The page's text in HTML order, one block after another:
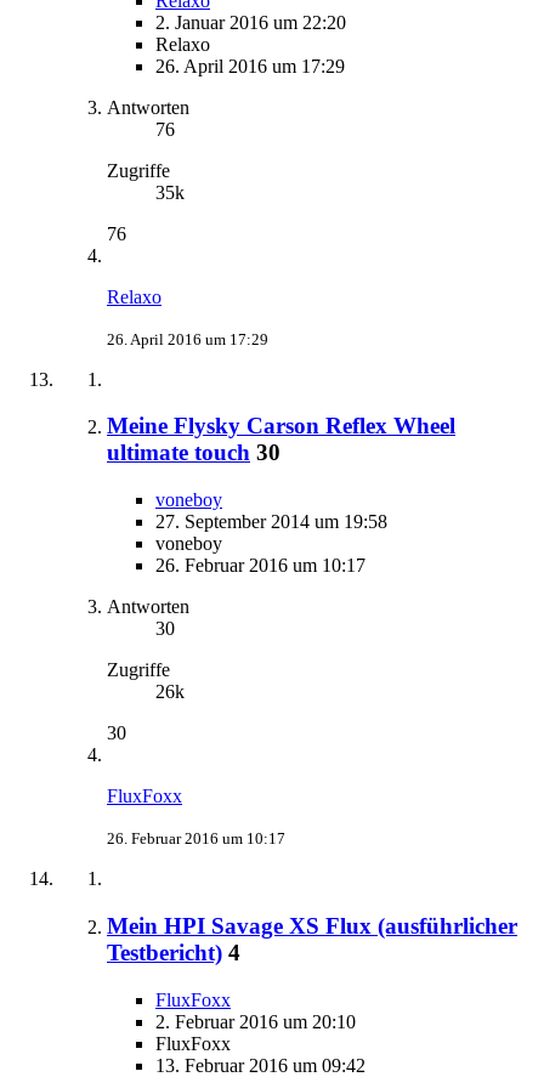
2. Januar 2016 um 22:20
Relaxo
26. April 2016 um 17:29
Antworten
76
Zugriffe
35k
76
Relaxo
26. April 2016 um 17:29
Meine Flysky Carson Reflex Wheel
ultimate touch 30
voneboy
27. September 2014 um 19:58
voneboy
26. Februar 2016 um 10:17
Antworten
30
Zugriffe
26k
30
FluxFoxx
26. Februar 2016 um 10:17
Mein HPI Savage XS Flux (ausführlicher
Testbericht) 4
FluxFoxx
2. Februar 2016 um 20:10
FluxFoxx
13. Februar 2016 um 09:42